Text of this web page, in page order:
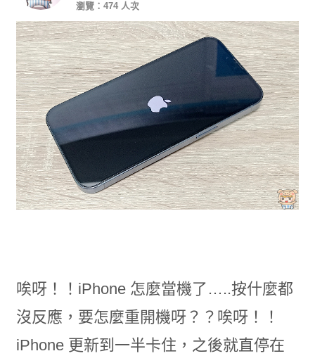
瀏覽：474 人次
唉呀！！iPhone 怎麼當機了…..按什麼都
沒反應，要怎麼重開機呀？？唉呀！！
iPhone 更新到一半卡住，之後就直停在